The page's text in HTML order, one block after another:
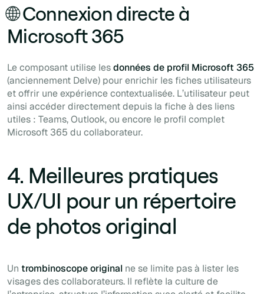
🌐 Connexion directe à
Microsoft 365
Le composant utilise lesdonnées de profil Microsoft 365
(anciennement Delve) pour enrichir les fiches utilisateurs
et offrir une expérience contextualisée. L’utilisateur peut
ainsi accéder directement depuis la fiche à des liens
utiles : Teams, Outlook, ou encore le profil complet
Microsoft 365 du collaborateur.
4. Meilleures pratiques
UX/UI pour un répertoire
de photos original
Un trombinoscope original ne se limite pas à lister les
visages des collaborateurs. Il reflète la culture de